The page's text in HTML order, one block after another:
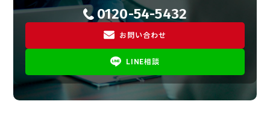
0120-54-5432
お問い合わせ
LINE相談